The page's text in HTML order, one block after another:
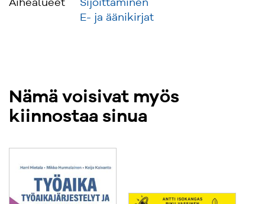
elinkaaren eri vaiheisiin.
Aihealueet
Sijoittaminen
E- ja äänikirjat
Nämä voisivat myös
kiinnostaa sinua